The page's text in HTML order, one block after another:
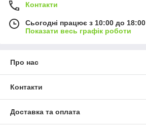
Контакти
Сьогодні працює з 10:00 до 18:00
Показати весь графік роботи
Про нас
Контакти
Доставка та оплата